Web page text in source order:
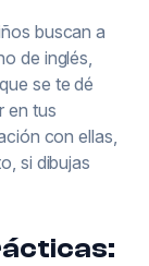
buscan a
de inglés,
se te dé
en tus
con ellas,
si dibujas